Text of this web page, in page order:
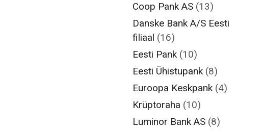
Coop Pank AS (13)
Danske Bank A/S Eesti
filiaal (16)
Eesti Pank (10)
Eesti Ühistupank (8)
Euroopa Keskpank (4)
Krüptoraha (10)
Luminor Bank AS (8)